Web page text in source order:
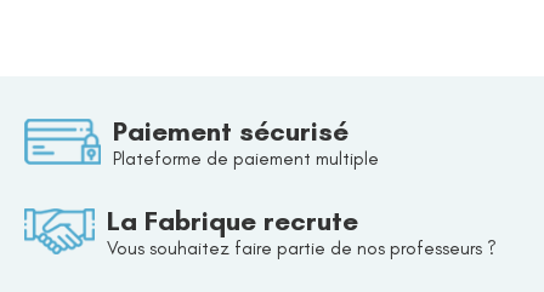
Paiement sécurisé
Plateforme de paiement multiple
La Fabrique recrute
Vous souhaitez faire partie de nos professeurs ?